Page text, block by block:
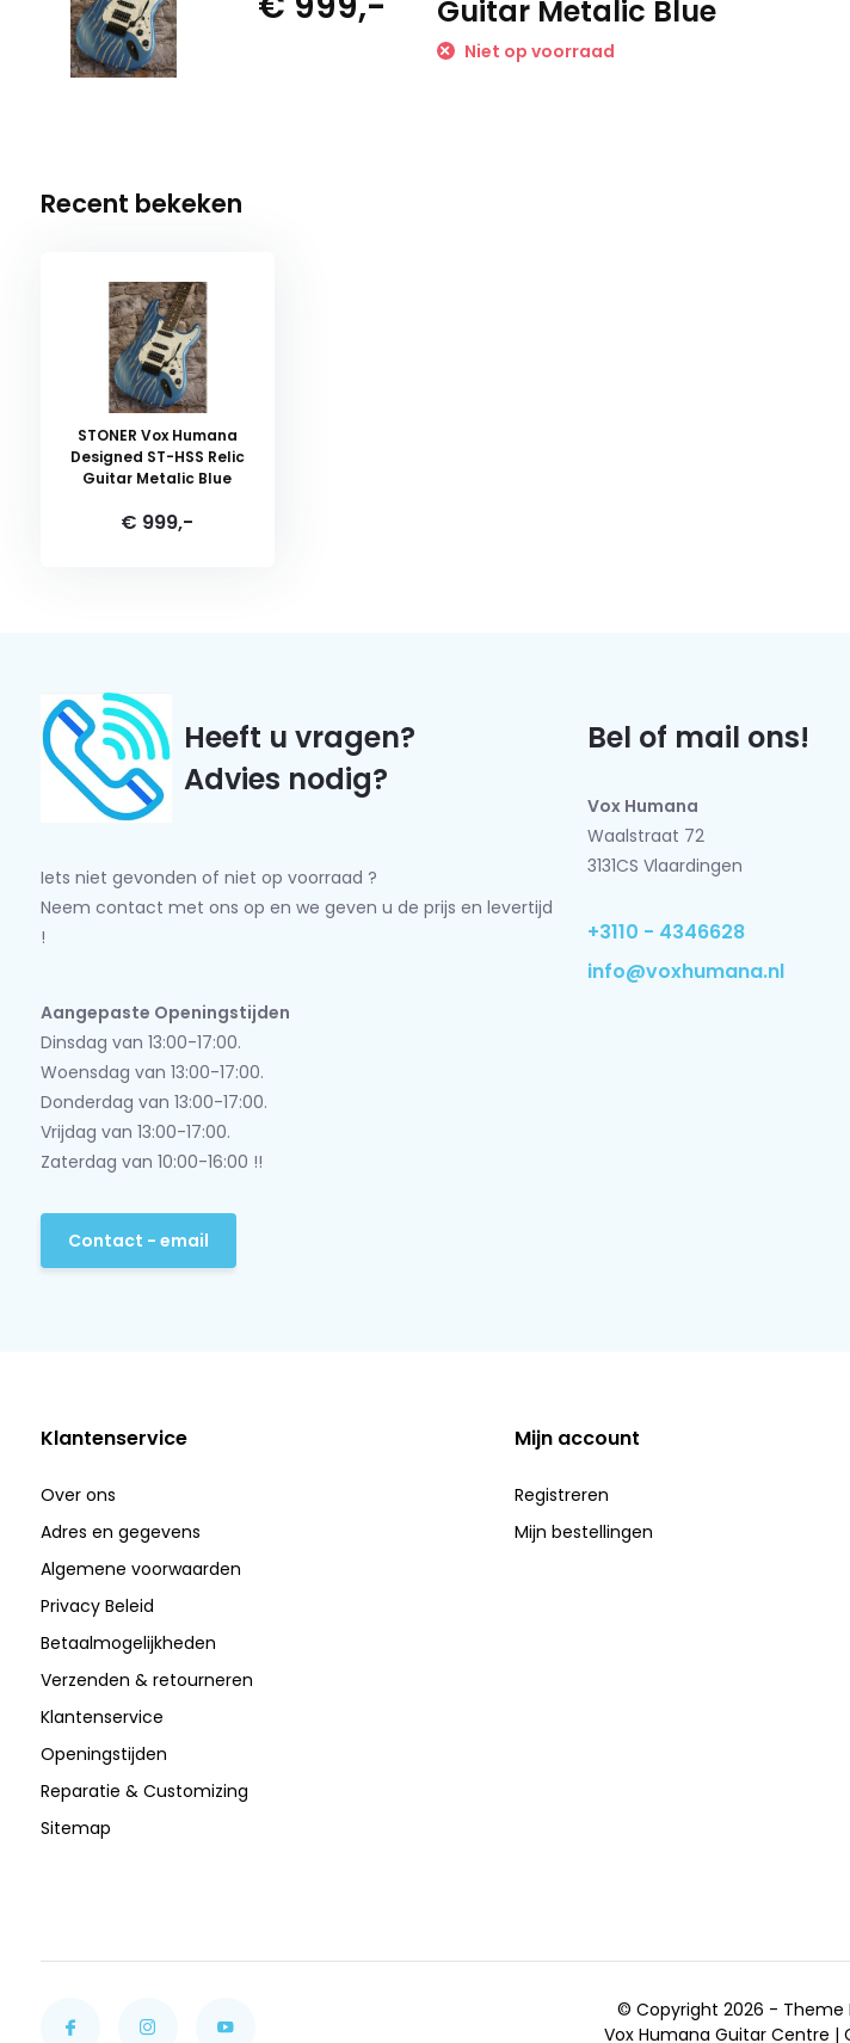
Guitar Metalic Blue
Niet op voorraad
Recent bekeken
STONER Vox Humana
Designed ST-HSS Relic
Guitar Metalic Blue
€ 999,-
Heeft u vragen?
Advies nodig?
Iets niet gevonden of niet op voorraad ?
Neem contact met ons op en we geven u de prijs en levertijd
!
Aangepaste Openingstijden
Dinsdag van 13:00-17:00.
Woensdag van 13:00-17:00.
Donderdag van 13:00-17:00.
Vrijdag van 13:00-17:00.
Zaterdag van 10:00-16:00 !!
Contact - email
Bel of mail ons!
Vox Humana
Waalstraat 72
3131CS Vlaardingen
+3110 - 4346628
info@voxhumana.nl
Klantenservice
Over ons
Adres en gegevens
Algemene voorwaarden
Privacy Beleid
Betaalmogelijkheden
Verzenden & retourneren
Klantenservice
Openingstijden
Reparatie & Customizing
Sitemap
Mijn account
Registreren
Mijn bestellingen
© Copyright 2026 - Theme
Vox Humana Guitar Centre |